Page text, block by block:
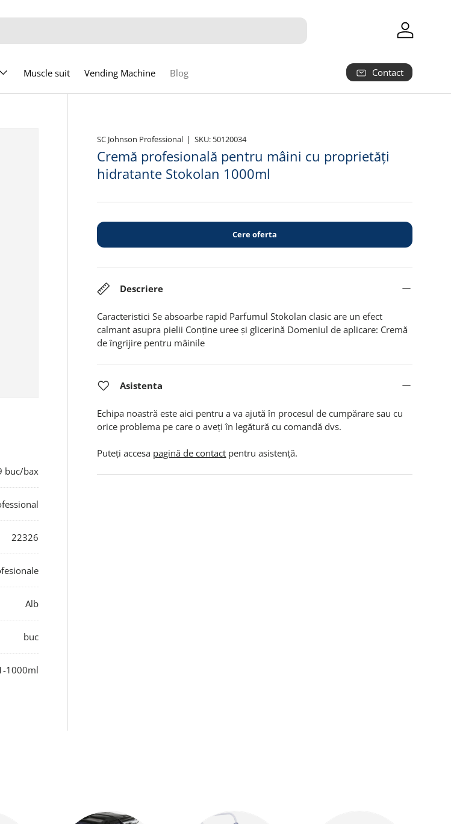
Muscle suit Vending Machine Blog Contact
SC Johnson Professional |SKU: 50120034
Cremă profesională pentru mâini cu proprietăți
hidratante Stokolan 1000ml
Cere oferta
Descriere
Caracteristici Se absoarbe rapid Parfumul Stokolan clasic are un efect
calmant asupra pielii Conține uree și glicerină Domeniul de aplicare: Cremă
de îngrijire pentru mâinile
Asistenta
Echipa noastră este aici pentru a va ajută în procesul de cumpărare sau cu
orice problema pe care o aveți în legătură cu comandă dvs.
Puteți accesa pagină de contact pentru asistență.
buc/bax
22326
Alb
buc
1000ml